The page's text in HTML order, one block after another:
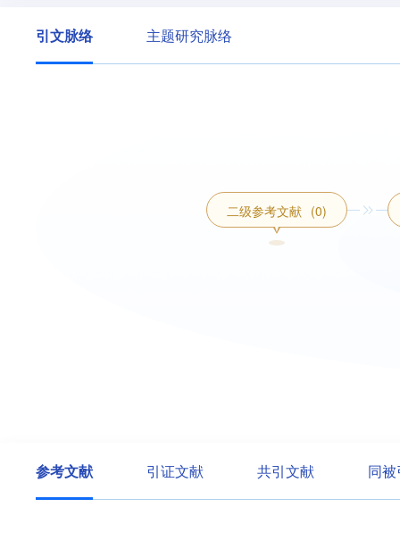
引文脉络 主题研究脉络
二级参考文献 (0)
参考文献 引证文献 共引文献 同